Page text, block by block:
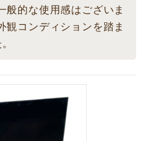
般的な使用感はございま
観コンディションを踏ま